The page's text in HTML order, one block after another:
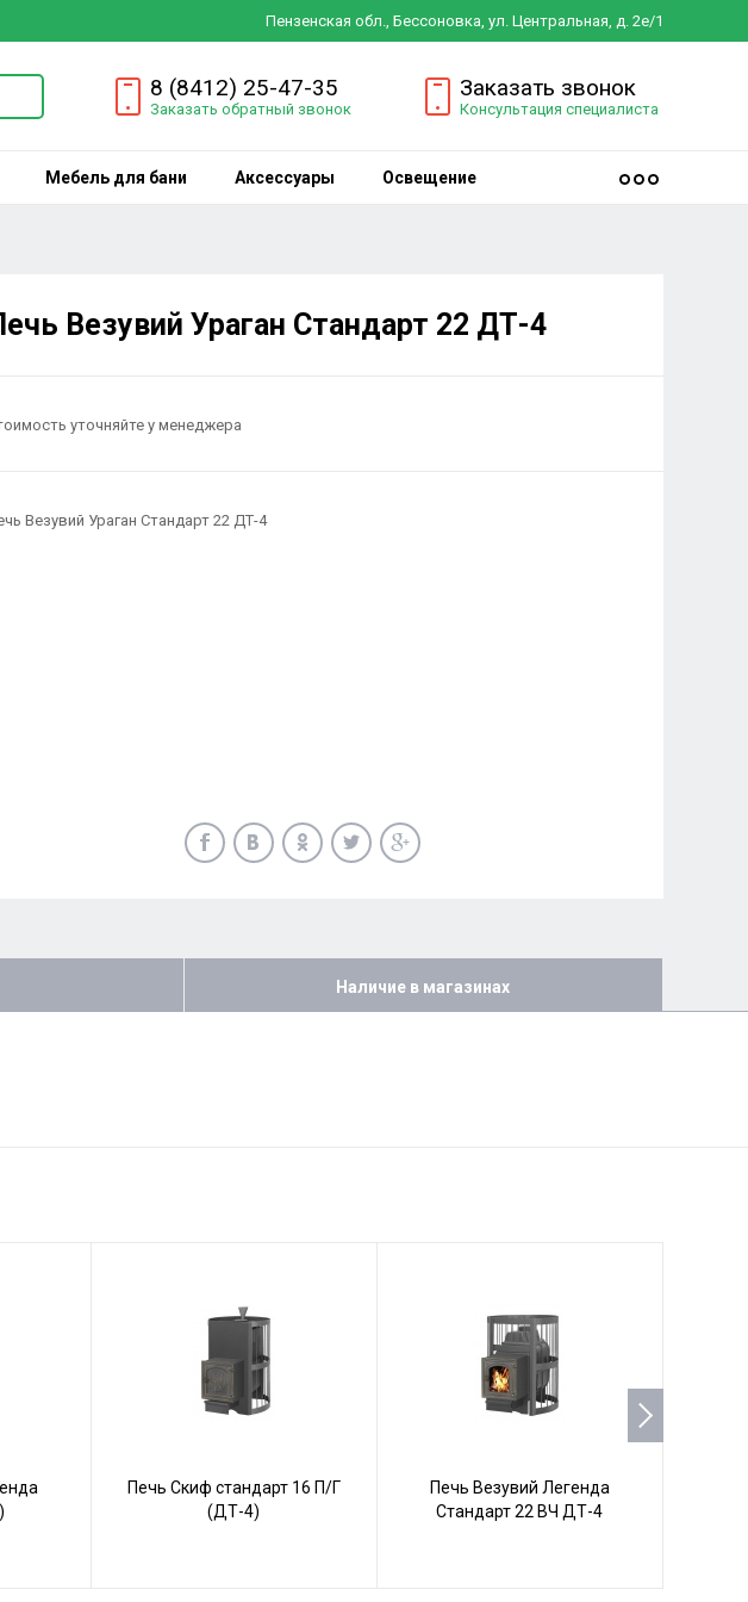
Пензенская обл., Бессоновка, ул. Центральная, д. 2е/1
8 (8412) 25-47-35
Заказать обратный звонок
Заказать звонок
Консультация специалиста
Мебель для бани Аксессуары Освещение
Везувий Ураган Стандарт 22 ДТ-4
уточняйте у менеджера
Везувий Ураган Стандарт 22 ДТ-4
Наличие в магазинах
Печь Скиф стандарт 16 П/Г
(ДТ-4)
Печь Везувий Легенда
Стандарт 22 ВЧ ДТ-4